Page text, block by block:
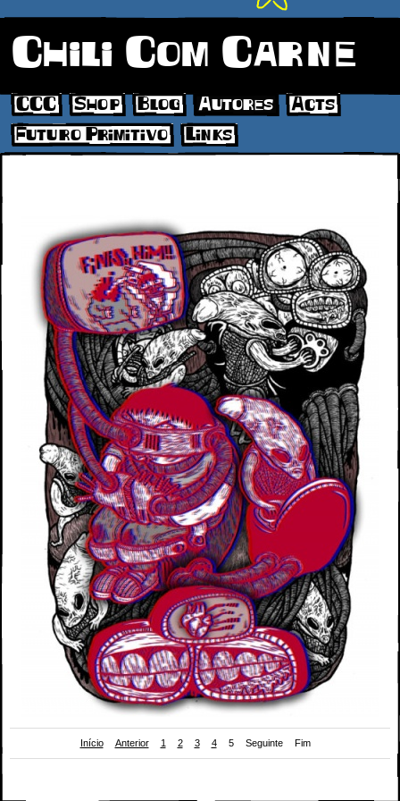
Chili Com Carne
CCC Shop Blog Autores
Acts
Futuro Primitivo
Links
Início Anterior 1 2 3 4 5 Seguinte Fim